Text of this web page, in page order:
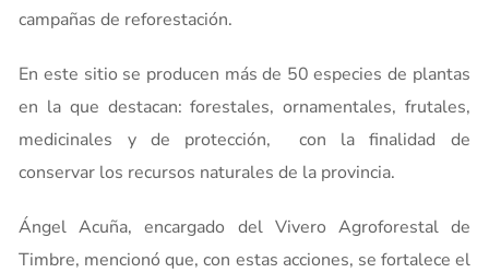
campañas de reforestación.
En este sitio se producen más de 50 especies de plantas
en la que destacan: forestales, ornamentales, frutales,
medicinales y de protección, con la finalidad de
conservar los recursos naturales de la provincia.
Ángel Acuña, encargado del Vivero Agroforestal de
Timbre, mencionó que, con estas acciones, se fortalece el